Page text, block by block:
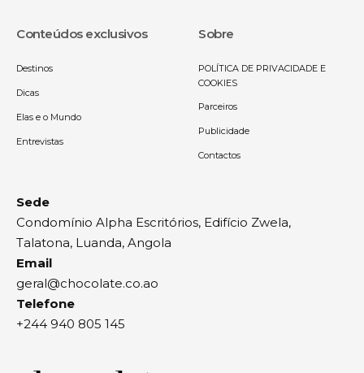
Conteúdos exclusivos
Destinos
Dicas
Elas e o Mundo
Entrevistas
Sobre
POLÍTICA DE PRIVACIDADE E
COOKIES
Parceiros
Publicidade
Contactos
Sede
Condomínio Alpha Escritórios, Edifício Zwela,
Talatona, Luanda, Angola
Email
geral@chocolate.co.ao
Telefone
+244 940 805 145